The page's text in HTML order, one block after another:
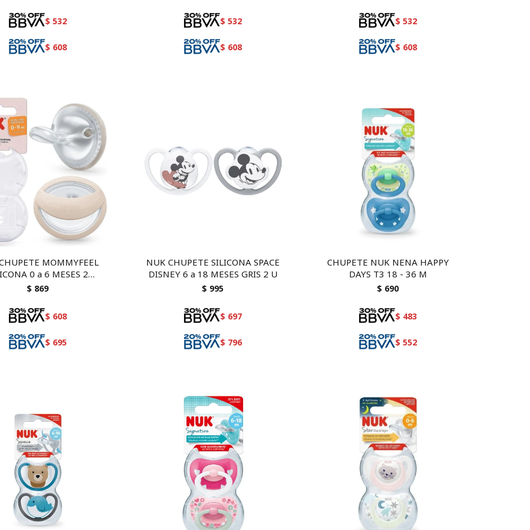
$ 532
$ 608
$ 532
$ 608
$ 532
$ 608
MOMMYFEEL
0 a 6 MESES 2
unidades
$ 869
$ 608
$ 695
NUK CHUPETE SILICONA SPACE
DISNEY 6 a 18 MESES GRIS 2 U
$ 995
$ 697
$ 796
CHUPETE NUK NENA HAPPY
DAYS T3 18 - 36 M
$ 690
$ 483
$ 552